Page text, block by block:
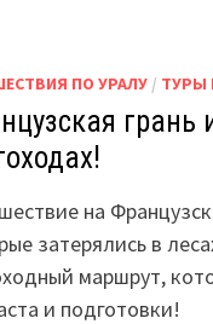
ПО УРАЛУ/ ТУРЫ
на
затерялись в
маршрут,
и подготовки!